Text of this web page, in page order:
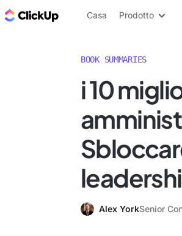
Blog di ClickUp
Casa Prodotto
BOOK SUMMARIES
i 10
Alex YorkSenior